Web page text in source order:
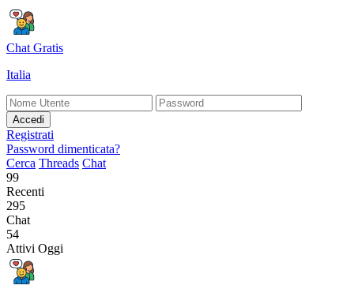
Chat Gratis
Italia
Accedi
Registrati
Password dimenticata?
Cerca Threads Chat
99
Recenti
295
Chat
54
Attivi Oggi